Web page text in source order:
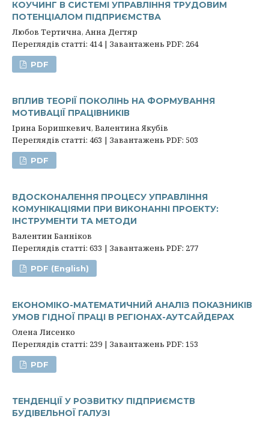
КОУЧИНГ В СИСТЕМІ УПРАВЛІННЯ ТРУДОВИМ
ПОТЕНЦІАЛОМ ПІДПРИЄМСТВА
Любов Тертична, Анна Дегтяр
Переглядів статті: 414 | Завантажень PDF: 264
PDF
ВПЛИВ ТЕОРІЇ ПОКОЛІНЬ НА ФОРМУВАННЯ
МОТИВАЦІЇ ПРАЦІВНИКІВ
Ірина Боришкевич, Валентина Якубів
Переглядів статті: 463 | Завантажень PDF: 503
PDF
ВДОСКОНАЛЕННЯ ПРОЦЕСУ УПРАВЛІННЯ
КОМУНІКАЦІЯМИ ПРИ ВИКОНАННІ ПРОЕКТУ:
ІНСТРУМЕНТИ ТА МЕТОДИ
Валентин Банніков
Переглядів статті: 633 | Завантажень PDF: 277
PDF (English)
ЕКОНОМІКО-МАТЕМАТИЧНИЙ АНАЛІЗ ПОКАЗНИКІВ
УМОВ ГІДНОЇ ПРАЦІ В РЕГІОНАХ-АУТСАЙДЕРАХ
Олена Лисенко
Переглядів статті: 239 | Завантажень PDF: 153
PDF
ТЕНДЕНЦІЇ У РОЗВИТКУ ПІДПРИЄМСТВ
БУДІВЕЛЬНОЇ ГАЛУЗІ